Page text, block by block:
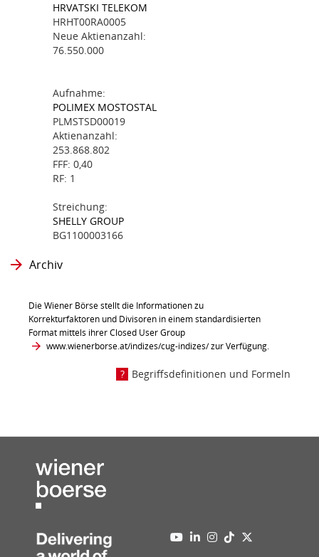
HRVATSKI TELEKOM
HRHT00RA0005
Neue Aktienanzahl:
76.550.000
Aufnahme:
POLIMEX MOSTOSTAL
PLMSTSD00019
Aktienanzahl:
253.868.802
FFF: 0,40
RF: 1
Streichung:
SHELLY GROUP
BG1100003166
Archiv
Die Wiener Börse stellt die Informationen zu
Korrekturfaktoren und Divisoren in einem standardisierten
Format mittels ihrer Closed User Group
www.wienerborse.at/indizes/cug-indizes/zur Verfügung.
Begriffsdefinitionen und Formeln